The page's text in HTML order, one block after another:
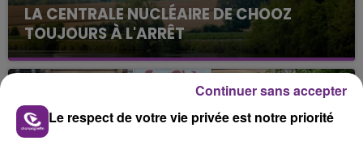
LA CENTRALE NUCLÉAIRE DE CHOOZ
TOUJOURS À L'ARRÊT
Cela fait déjà une semaine que la centrale
nucléaire ardennaise est à l'arrêt. Une situation
justifiée par la sécheresse intense qui est toujours
présente.
Le respect de votre vie privée est notre priorité
Continuer sans accepter